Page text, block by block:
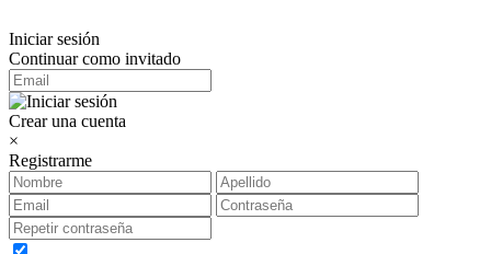
Iniciar sesión
Continuar como invitado
Crear una cuenta
×
Registrarme